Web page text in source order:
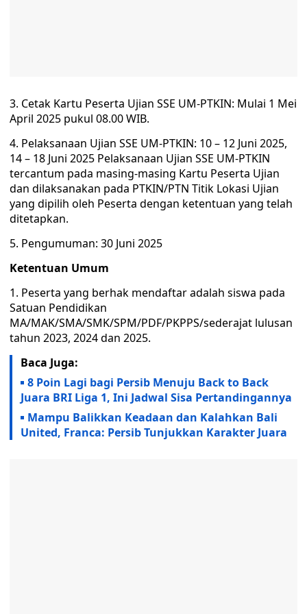
3. Cetak Kartu Peserta Ujian SSE UM-PTKIN: Mulai 1 Mei
April 2025 pukul 08.00 WIB.
4. Pelaksanaan Ujian SSE UM-PTKIN: 10 – 12 Juni 2025,
14 – 18 Juni 2025 Pelaksanaan Ujian SSE UM-PTKIN
tercantum pada masing-masing Kartu Peserta Ujian
dan dilaksanakan pada PTKIN/PTN Titik Lokasi Ujian
yang dipilih oleh Peserta dengan ketentuan yang telah
ditetapkan.
5. Pengumuman: 30 Juni 2025
Ketentuan Umum
1. Peserta yang berhak mendaftar adalah siswa pada
Satuan Pendidikan
MA/MAK/SMA/SMK/SPM/PDF/PKPPS/sederajat lulusan
tahun 2023, 2024 dan 2025.
Baca Juga:
8 Poin Lagi bagi Persib Menuju Back to Back
Juara BRI Liga 1, Ini Jadwal Sisa Pertandingannya
Mampu Balikkan Keadaan dan Kalahkan Bali
United, Franca: Persib Tunjukkan Karakter Juara